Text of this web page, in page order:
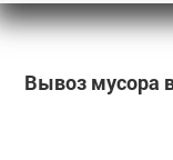
Вывоз мусора